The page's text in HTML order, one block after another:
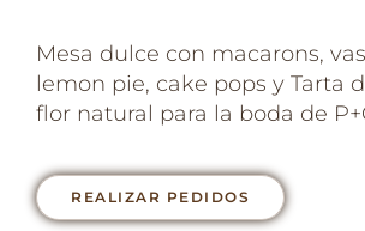
Mesa dulce con macarons,
lemon pie, cake pops y Tarta
flor natural para la boda de
REALIZAR PEDIDOS